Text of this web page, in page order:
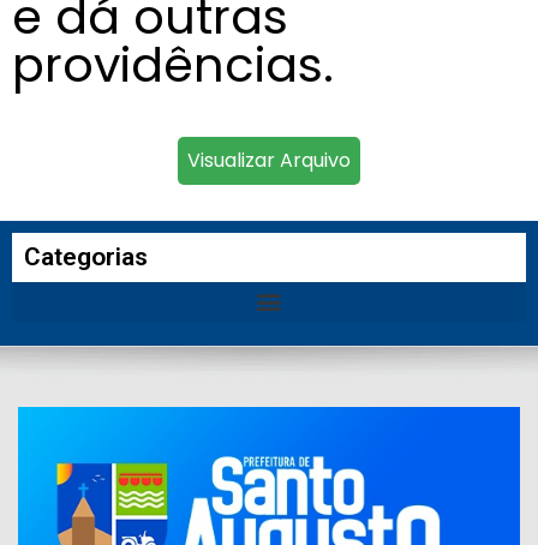
e dá outras
providências.
Visualizar Arquivo
Categorias